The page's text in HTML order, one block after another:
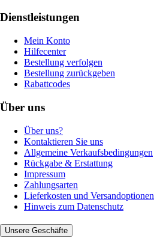
Dienstleistungen
Mein Konto
Hilfecenter
Bestellung verfolgen
Bestellung zurückgeben
Rabattcodes
Über uns
Über uns?
Kontaktieren Sie uns
Allgemeine Verkaufsbedingungen
Rückgabe & Erstattung
Impressum
Zahlungsarten
Lieferkosten und Versandoptionen
Hinweis zum Datenschutz
Unsere Geschäfte